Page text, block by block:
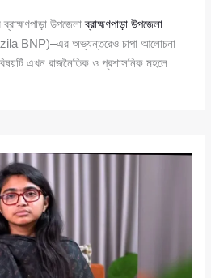
উপজেলাব্রাহ্মণপাড়া উপজেলা
BNP)–এর অভ্যন্তরেও চাপা আলোচনা
এখন রাজনৈতিক ও প্রশাসনিক মহলে